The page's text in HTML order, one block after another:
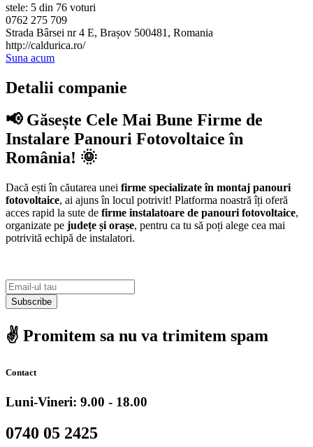
stele: 5 din 76 voturi
0762 275 709
Strada Bârsei nr 4 E, Brașov 500481, Romania
http://caldurica.ro/
Suna acum
Detalii companie
📢 Găsește Cele Mai Bune Firme de
Instalare Panouri Fotovoltaice în
România! 🌞
Dacă ești în căutarea unei firme specializate în montaj panouri
fotovoltaice, ai ajuns în locul potrivit! Platforma noastră îți oferă
acces rapid la sute de firme instalatoare de panouri fotovoltaice,
organizate pe județe și orașe, pentru ca tu să poți alege cea mai
potrivită echipă de instalatori.
Subscribe
✌️ Promitem sa nu va trimitem spam
Contact
Luni-Vineri: 9.00 - 18.00
0740 05 2425